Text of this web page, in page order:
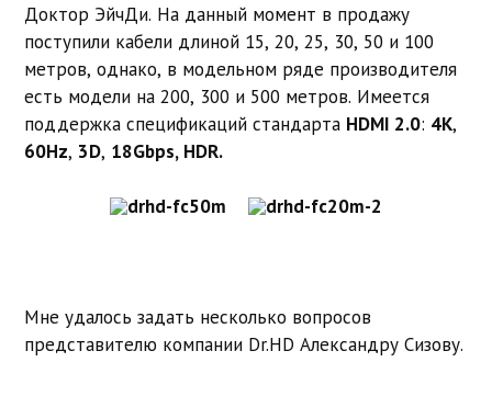
Доктор ЭйчДи. На данный момент в продажу
поступили кабели длиной 15, 20, 25, 30, 50 и 100
метров, однако, в модельном ряде производителя
есть модели на 200, 300 и 500 метров. Имеется
поддержка спецификаций стандарта HDMI 2.0: 4K,
60Hz, 3D, 18Gbps, HDR.
Мне удалось задать несколько вопросов
представителю компании Dr.HD Александру Сизову.